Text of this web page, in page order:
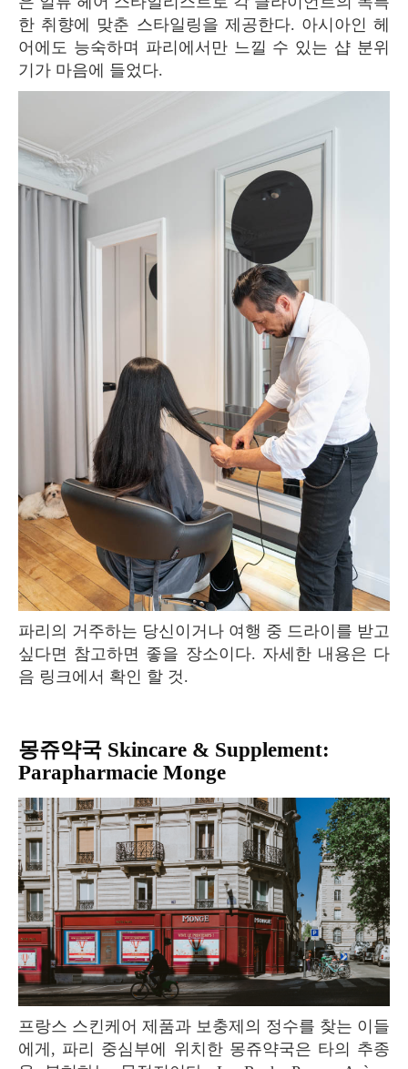
한 취향에 맞춘 스타일링을 제공한다. 아시아인 헤
어에도 능숙하며 파리에서만 느낄 수 있는 샵 분위
기가 마음에 들었다.
파리의 거주하는 당신이거나 여행 중 드라이를 받고
싶다면 참고하면 좋을 장소이다. 자세한 내용은 다
음 링크에서 확인 할 것.
몽쥬약국 Skincare & Supplement:
Parapharmacie Monge
프랑스 스킨케어 제품과 보충제의 정수를 찾는 이들
에게, 파리 중심부에 위치한 몽쥬약국은 타의 추종